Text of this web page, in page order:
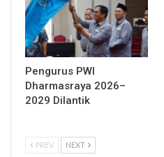
Pengurus PWI
Dharmasraya 2026–
2029 Dilantik
PREV NEXT